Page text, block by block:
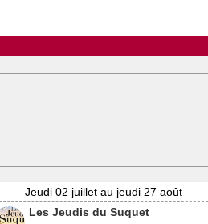
Jeudi 02 juillet au jeudi 27 août
Les Jeudis du Suquet